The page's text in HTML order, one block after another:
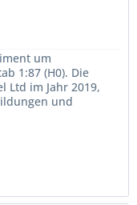
um
1:87 (H0). Die
Ltd im Jahr 2019,
und